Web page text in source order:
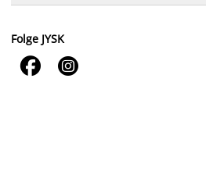
Folge JYSK
 